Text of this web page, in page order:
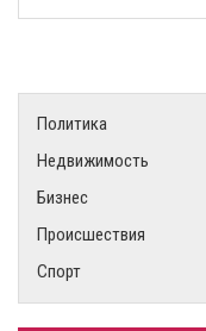
Политика
Недвижимость
Бизнес
Происшествия
Спорт